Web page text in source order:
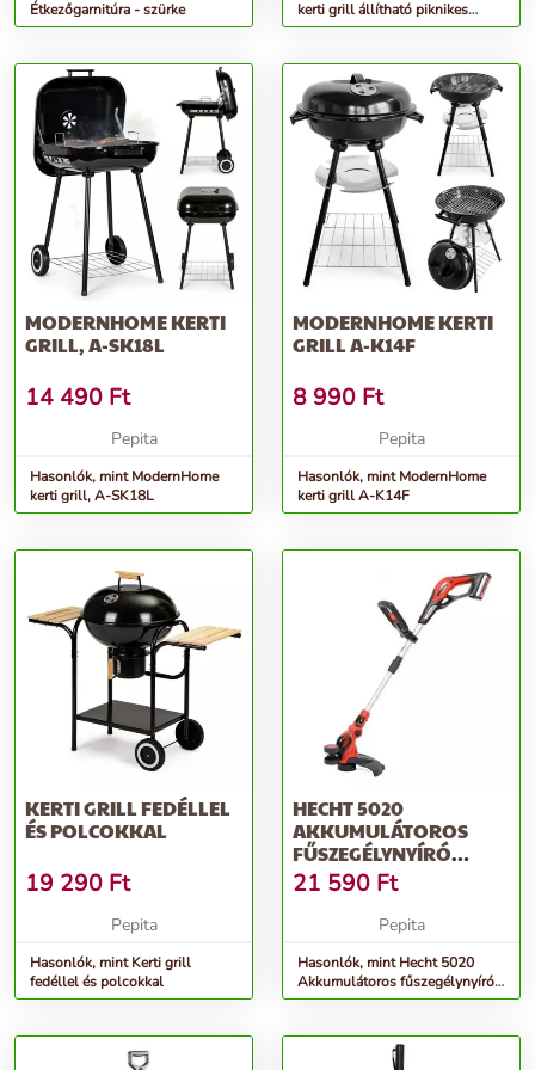
Étkezőgarnitúra - szürke
kerti grill állítható piknikes
ráccsal - SL4040
MODERNHOME KERTI
GRILL, A-SK18L
14 490 Ft
Pepita
Hasonlók, mint ModernHome
kerti grill, A-SK18L
MODERNHOME KERTI
GRILL A-K14F
8 990 Ft
Pepita
Hasonlók, mint ModernHome
kerti grill A-K14F
KERTI GRILL FEDÉLLEL
ÉS POLCOKKAL
19 290 Ft
Pepita
Hasonlók, mint Kerti grill
fedéllel és polcokkal
HECHT 5020
AKKUMULÁTOROS
FŰSZEGÉLYNYÍRÓ
(AKKU ÉS TÖLTŐ
NÉLKÜL)
21 590 Ft
Pepita
Hasonlók, mint Hecht 5020
Akkumulátoros fűszegélynyíró
(Akku és töltő nélkül)